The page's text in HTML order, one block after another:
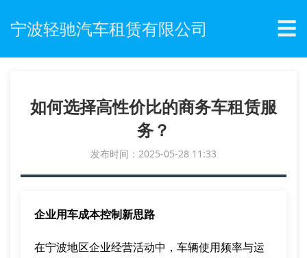
宁波轻驰汽车租赁有限公司 ☰
如何选择高性价比的商务车租赁服
务？
发布时间：2025-05-28 11:33
企业用车成本控制新思路
在宁波地区企业经营活动中，车辆使用频率与运